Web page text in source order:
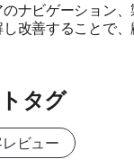
ナビゲーション
改善することで
タグ
ビュー